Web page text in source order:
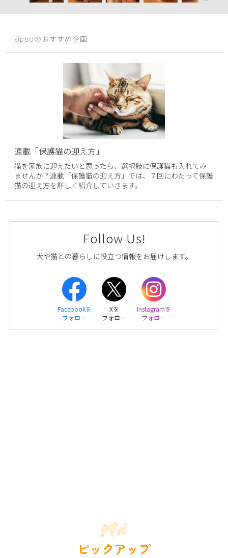
sippoのおすすめ企画
連載「保護猫の迎え方」
猫を家族に迎えたいと思ったら、選択肢に保護猫も入れてみ
ませんか？連載「保護猫の迎え方」では、７回にわたって保護
猫の迎え方を詳しく紹介していきます。
Follow Us!
犬や猫との暮らしに役立つ情報をお届けします。
Facebookを
フォロー
Xを
フォロー
Instagramを
フォロー
ピックアップ